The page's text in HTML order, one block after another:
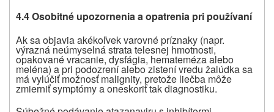
4.4 Osobitné upozornenia a opatrenia pri používaní
Ak sa objavia akékoľvek varovné príznaky (napr.
výrazná neúmyselná strata telesnej hmotnosti,
opakované vracanie, dysfágia, hemateméza alebo
meléna) a pri podozrení alebo zistení vredu žalúdka sa
má vylúčiť možnosť malignity, pretože liečba môže
zmierniť symptómy a oneskoriť tak diagnostiku.